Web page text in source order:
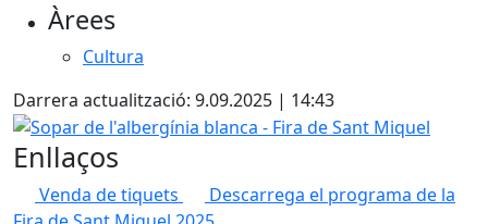
Àrees
Cultura
Darrera actualització: 9.09.2025 | 14:43
Sopar de l'albergínia blanca - Fira de Sant Miquel
Enllaços
Venda de tiquets
Descarrega el programa de la